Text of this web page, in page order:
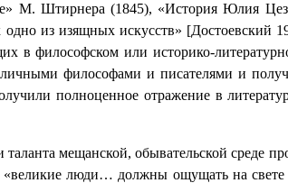
М. Штирнера (1845), «История Юлия
из изящных искусств» [Достоевский
в философском или историко-
философами и писателями и
полноценное отражение в
мещанской, обывательской среде
«великие люди… должны ощущать на